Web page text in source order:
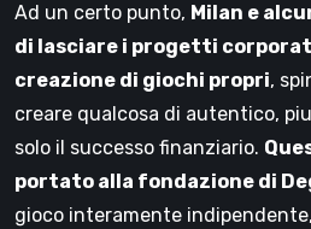
Ad un certo punto, Milan e
di lasciare i progetti
creazione di giochi propri,
creare qualcosa di autentico,
solo il successo finanziario.
portato alla fondazione di
gioco interamente